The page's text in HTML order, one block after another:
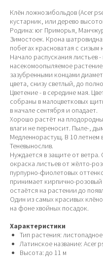
Клён ложнозибольдов (Acer
кустарник, или дерево
Родина: юг Приморья,
Зимостоек. Крона
побегах красноватая с сизым
Начало распускания листьев
насекомоопыляемое
зазубренными концами
цвета, снизу светлый, до
Цветение - в середине мая.
собраны в малоцветковых
в начале сентября и опадает.
Хорошо растёт на
влаги не переносит. Пыле-,
Медленнорастущ. В 10 летнем
Теневынослив.
Нуждается в защите от ветра.
окраска листьев от жёлто-
пурпурно-фиолетовых
принимает кирпично-
остаётся на растении до
Один из самых красивых
на фоне хвойных посадок.
Характеристики
Тип растения:
Латинское название: Acer
Высота: до 11 м